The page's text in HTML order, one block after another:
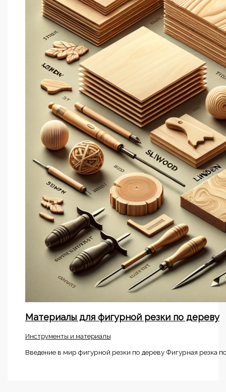
Материалы для фигурной резки по дереву
Инструменты и материалы
Введение в мир фигурной резки по дереву Фигурная резка